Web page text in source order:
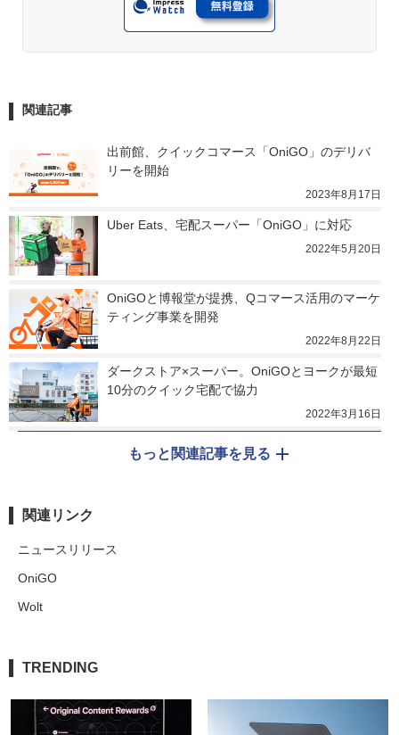
関連記事
出前館、クイックコマース「OniGO」のデリバ
リーを開始
2023年8月17日
Uber Eats、宅配スーパー「OniGO」に対応
2022年5月20日
OniGOと博報堂が提携、Qコマース活用のマーケ
ティング事業を開発
2022年8月22日
ダークストア×スーパー。OniGOとヨークが最短
10分のクイック宅配で協力
2022年3月16日
もっと関連記事を見る
関連リンク
ニュースリリース
OniGO
Wolt
TRENDING